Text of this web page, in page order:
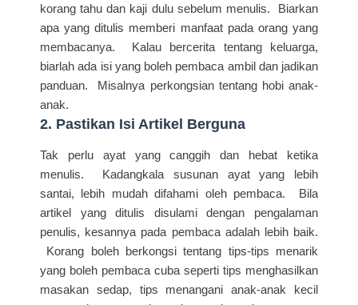
korang tahu dan kaji dulu sebelum menulis. Biarkan
apa yang ditulis memberi manfaat pada orang yang
membacanya. Kalau bercerita tentang keluarga,
biarlah ada isi yang boleh pembaca ambil dan jadikan
panduan. Misalnya perkongsian tentang hobi anak-
anak.
2. Pastikan Isi Artikel Berguna
Tak perlu ayat yang canggih dan hebat ketika
menulis. Kadangkala susunan ayat yang lebih
santai, lebih mudah difahami oleh pembaca. Bila
artikel yang ditulis disulami dengan pengalaman
penulis, kesannya pada pembaca adalah lebih baik.
Korang boleh berkongsi tentang tips-tips menarik
yang boleh pembaca cuba seperti tips menghasilkan
masakan sedap, tips menangani anak-anak kecil